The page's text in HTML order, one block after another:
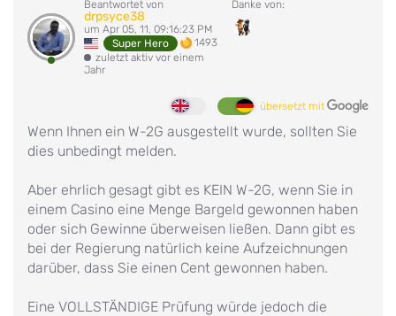
Beantwortet von
drpsyce38
um Apr 05, 11, 09:16:23 PM
Super Hero
1493
zuletzt aktiv vor einem
Jahr
Danke von:
übersetzt mit
Wenn Ihnen ein W-2G ausgestellt wurde, sollten Sie
dies unbedingt melden.
Aber ehrlich gesagt gibt es KEIN W-2G, wenn Sie in
einem Casino eine Menge Bargeld gewonnen haben
oder sich Gewinne überweisen ließen. Dann gibt es
bei der Regierung natürlich keine Aufzeichnungen
darüber, dass Sie einen Cent gewonnen haben.
Eine VOLLSTÄNDIGE Prüfung würde jedoch die